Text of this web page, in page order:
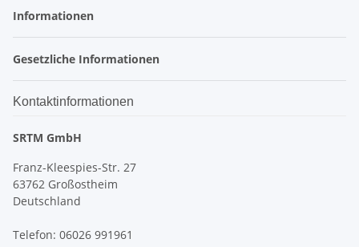
Informationen
Gesetzliche Informationen
Kontaktinformationen
SRTM GmbH
Franz-Kleespies-Str. 27
63762 Großostheim
Deutschland
Telefon: 06026 991961